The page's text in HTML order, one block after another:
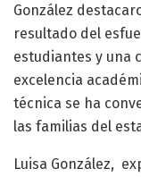
González
resultado del
estudiantes y una
excelencia
técnica se ha
las familias del
Luisa González,